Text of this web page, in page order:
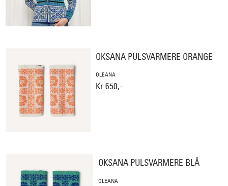
OKSANA PULSVARMERE ORANGE
OLEANA
Kr 650,-
OKSANA PULSVARMERE BLÅ
OLEANA